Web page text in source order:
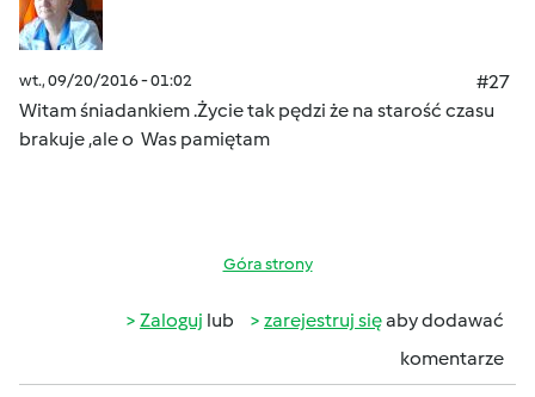
wt., 09/20/2016 - 01:02
#27
Witam śniadankiem .Życie tak pędzi że na starość czasu
brakuje ,ale o Was pamiętam
Góra strony
Zaloguj lub zarejestruj sięaby dodawać
komentarze